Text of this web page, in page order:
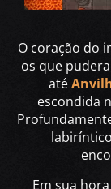
O coração do
os que
até
escondida
Em sua